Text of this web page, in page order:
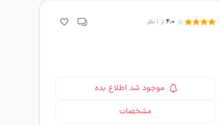
4.0 از 1 نظر
موجود شد اطلاع بده
مشخصات